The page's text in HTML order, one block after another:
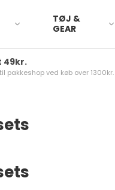
TØJ &
GEAR
49kr.
pakkeshop ved køb over 1300kr.